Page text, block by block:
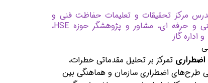
مرکز تحقیقات و تعلیمات حفاظت فنی و
مدرس رسمی مرکز فنی و حرفه ای، مشاور و پژوهشگر حوزه HSE،
گاز
اضطراری تمرکز بر تحلیل مقدماتی خطرات،
طرح‌های اضطراری سازمان و هماهنگی بین